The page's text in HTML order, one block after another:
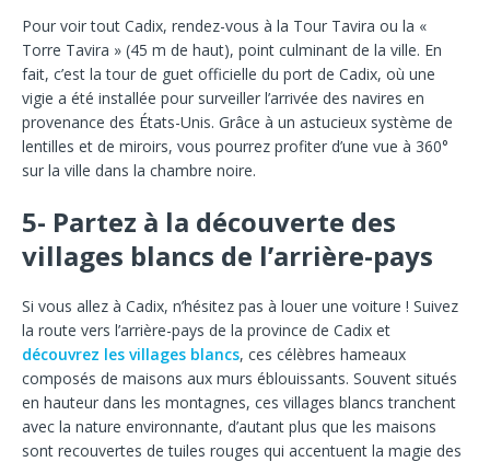
Pour voir tout Cadix, rendez-vous à la Tour Tavira ou la «
Torre Tavira » (45 m de haut), point culminant de la ville. En
fait, c’est la tour de guet officielle du port de Cadix, où une
vigie a été installée pour surveiller l’arrivée des navires en
provenance des États-Unis. Grâce à un astucieux système de
lentilles et de miroirs, vous pourrez profiter d’une vue à 360°
sur la ville dans la chambre noire.
5- Partez à la découverte des
villages blancs de l’arrière-pays
Si vous allez à Cadix, n’hésitez pas à louer une voiture ! Suivez
la route vers l’arrière-pays de la province de Cadix et
découvrez les villages blancs, ces célèbres hameaux
composés de maisons aux murs éblouissants. Souvent situés
en hauteur dans les montagnes, ces villages blancs tranchent
avec la nature environnante, d’autant plus que les maisons
sont recouvertes de tuiles rouges qui accentuent la magie des